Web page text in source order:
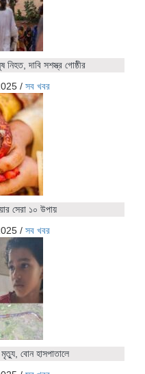
দাবি সশস্ত্র গোষ্ঠীর
/ সব খবর
সেরা ১০ উপায়
/ সব খবর
বোন হাসপাতালে